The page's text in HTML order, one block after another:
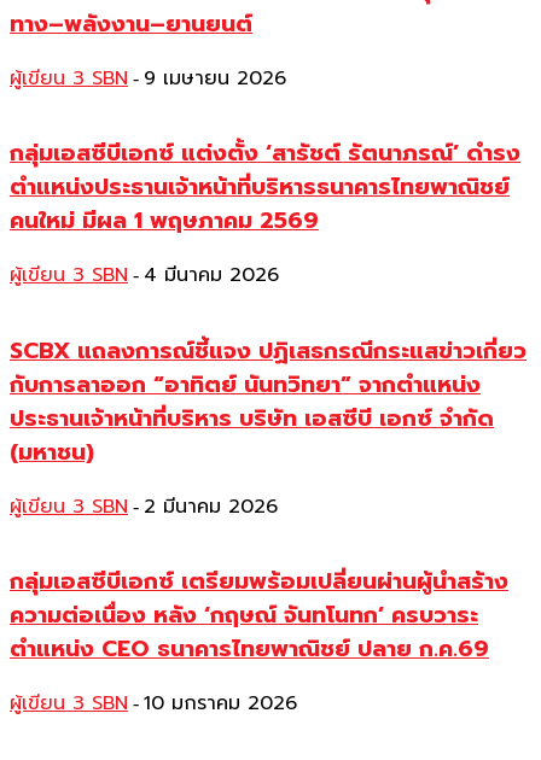
ทาง–พลังงาน–ยานยนต์
ผู้เขียน 3 SBN - 9 เมษายน 2026
กลุ่มเอสซีบีเอกซ์ แต่งตั้ง ‘สารัชต์ รัตนาภรณ์’ ดำรง
ตำแหน่งประธานเจ้าหน้าที่บริหารธนาคารไทยพาณิชย์
คนใหม่ มีผล 1 พฤษภาคม 2569
ผู้เขียน 3 SBN - 4 มีนาคม 2026
SCBX แถลงการณ์ชี้แจง ปฏิเสธกรณีกระแสข่าวเกี่ยว
กับการลาออก “อาทิตย์ นันทวิทยา” จากตำแหน่ง
ประธานเจ้าหน้าที่บริหาร บริษัท เอสซีบี เอกซ์ จำกัด
(มหาชน)
ผู้เขียน 3 SBN - 2 มีนาคม 2026
กลุ่มเอสซีบีเอกซ์ เตรียมพร้อมเปลี่ยนผ่านผู้นำสร้าง
ความต่อเนื่อง หลัง ‘กฤษณ์ จันทโนทก’ ครบวาระ
ตำแหน่ง CEO ธนาคารไทยพาณิชย์ ปลาย ก.ค.69
ผู้เขียน 3 SBN - 10 มกราคม 2026